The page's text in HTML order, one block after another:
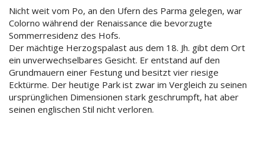
Nicht weit vom Po, an den Ufern des Parma gelegen, war
Colorno während der Renaissance die bevorzugte
Sommerresidenz des Hofs.
Der mächtige Herzogspalast aus dem 18. Jh. gibt dem Ort
ein unverwechselbares Gesicht. Er entstand auf den
Grundmauern einer Festung und besitzt vier riesige
Ecktürme. Der heutige Park ist zwar im Vergleich zu seinen
ursprünglichen Dimensionen stark geschrumpft, hat aber
seinen englischen Stil nicht verloren.